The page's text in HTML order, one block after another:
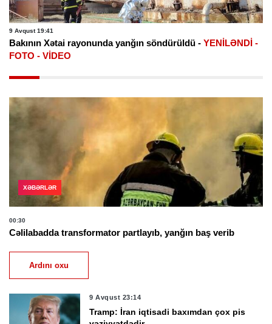
9 Avqust 19:41
Bakının Xətai rayonunda yanğın söndürüldü - YENİLƏNDİ -
FOTO - VİDEO
XƏBƏRLƏR
00:30
Cəlilabadda transformator partlayıb, yanğın baş verib
Ardını oxu
9 Avqust 23:14
Tramp: İran iqtisadi baxımdan çox pis